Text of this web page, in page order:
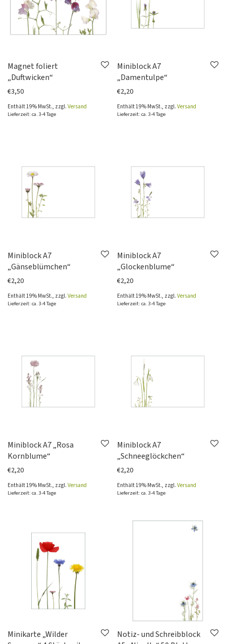
Magnet foliert
„Duftwicken“
€3,50
Enthält 19% MwSt., zzgl. Versand
Lieferzeit: ca. 3-4 Tage
Miniblock A7
„Damentulpe“
€2,20
Enthält 19% MwSt., zzgl. Versand
Lieferzeit: ca. 3-4 Tage
Miniblock A7
„Gänseblümchen“
€2,20
Enthält 19% MwSt., zzgl. Versand
Lieferzeit: ca. 3-4 Tage
Miniblock A7
„Glockenblume“
€2,20
Enthält 19% MwSt., zzgl. Versand
Lieferzeit: ca. 3-4 Tage
Miniblock A7 „Rosa
Kornblume“
€2,20
Enthält 19% MwSt., zzgl. Versand
Lieferzeit: ca. 3-4 Tage
Miniblock A7
„Schneeglöckchen“
€2,20
Enthält 19% MwSt., zzgl. Versand
Lieferzeit: ca. 3-4 Tage
Minikarte „Wilder
Notiz- und Schreibblock